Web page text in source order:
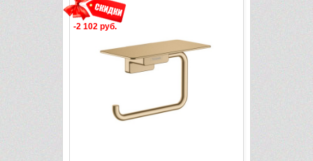
-2 102 руб.